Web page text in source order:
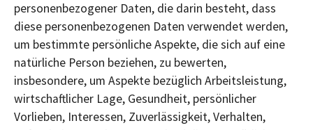
personenbezogener Daten, die darin besteht, dass
diese personenbezogenen Daten verwendet werden,
um bestimmte persönliche Aspekte, die sich auf eine
natürliche Person beziehen, zu bewerten,
insbesondere, um Aspekte bezüglich Arbeitsleistung,
wirtschaftlicher Lage, Gesundheit, persönlicher
Vorlieben, Interessen, Zuverlässigkeit, Verhalten,